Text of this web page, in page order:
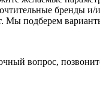
бренды и/
Мы подберем
вопрос,